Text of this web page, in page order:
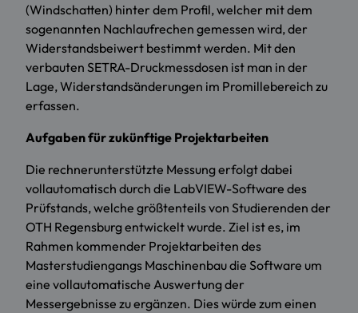
(Windschatten) hinter dem Profil, welcher mit dem
sogenannten Nachlaufrechen gemessen wird, der
Widerstandsbeiwert bestimmt werden. Mit den
verbauten SETRA-Druckmessdosen ist man in der
Lage, Widerstandsänderungen im Promillebereich zu
erfassen.
Aufgaben für zukünftige Projektarbeiten
Die rechnerunterstützte Messung erfolgt dabei
vollautomatisch durch die LabVIEW-Software des
Prüfstands, welche größtenteils von Studierenden der
OTH Regensburg entwickelt wurde. Ziel ist es, im
Rahmen kommender Projektarbeiten des
Masterstudiengangs Maschinenbau die Software um
eine vollautomatische Auswertung der
Messergebnisse zu ergänzen. Dies würde zum einen